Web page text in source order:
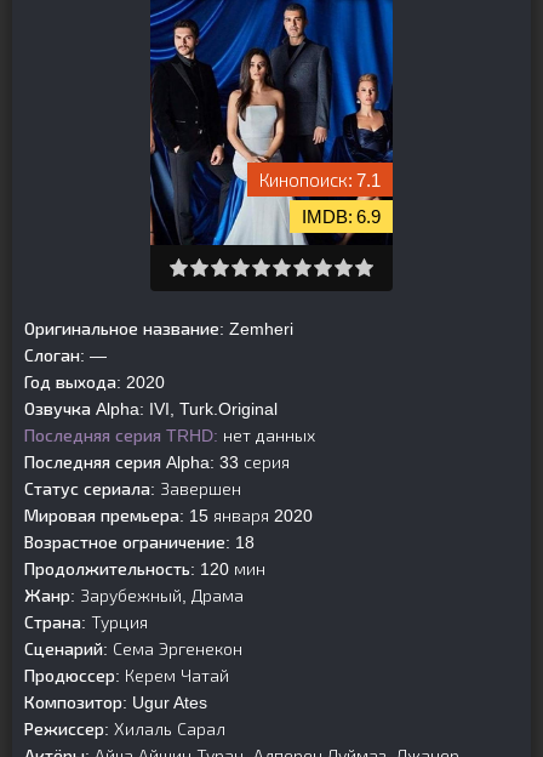
7.1
6.9
Оригинальное название: Zemheri
Слоган: —
Год выхода: 2020
Озвучка Alpha: IVI, Turk.Original
Последняя серия TRHD: нет данных
Последняя серия Alpha: 33 серия
Статус сериала: Завершен
Мировая премьера: 15 января 2020
Возрастное ограничение: 18
Продолжительность: 120 мин
Жанр: Зарубежный, Драма
Страна: Турция
Сценарий: Сема Эргенекон
Продюссер: Керем Чатай
Композитор: Ugur Ates
Режиссер: Хилаль Сарал